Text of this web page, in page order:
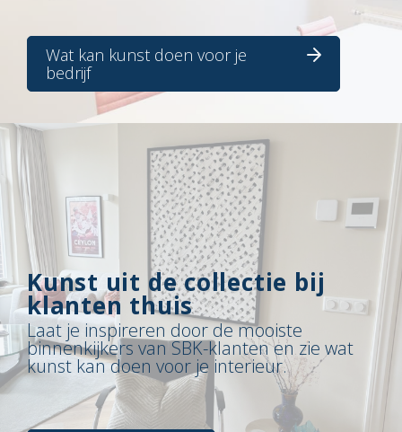
Wat kan kunst doen voor je
bedrijf
Kunst uit de collectie bij
klanten thuis
Laat je inspireren door de mooiste
binnenkijkers van SBK-klanten en zie wat
kunst kan doen voor je interieur.